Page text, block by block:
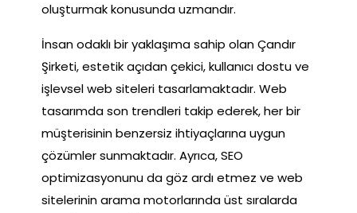
oluşturmak konusunda uzmandır.
İnsan odaklı bir yaklaşıma sahip olan Çandır
Şirketi, estetik açıdan çekici, kullanıcı dostu ve
işlevsel web siteleri tasarlamaktadır. Web
tasarımda son trendleri takip ederek, her bir
müşterisinin benzersiz ihtiyaçlarına uygun
çözümler sunmaktadır. Ayrıca, SEO
optimizasyonunu da göz ardı etmez ve web
sitelerinin arama motorlarında üst sıralarda